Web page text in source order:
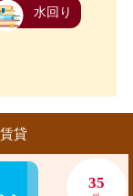
水回り
貸
35